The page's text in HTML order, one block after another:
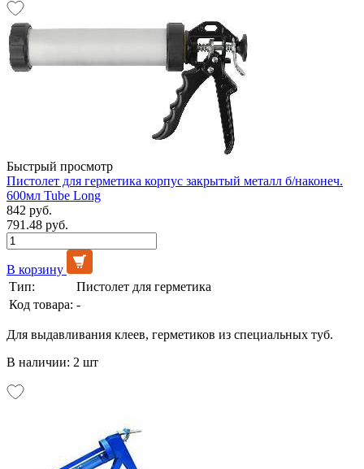
Быстрый просмотр
Пистолет для герметика корпус закрытый металл б/наконеч.
600мл Tube Long
842 руб.
791.48 руб.
В корзину
Тип:
Пистолет для герметика
Код товара: -
Для выдавливания клеев, герметиков из специальных туб.
В наличии: 2 шт